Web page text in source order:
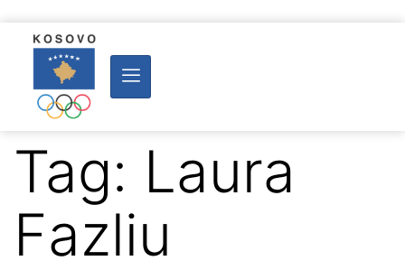
Tag: Laura
Fazliu